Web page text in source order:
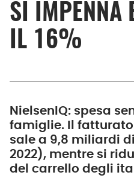
SI IMPENNA
IL 16%
NielsenIQ: spesa
famiglie. Il
sale a 9,8 miliardi di
2022), mentre si
del carrello degli